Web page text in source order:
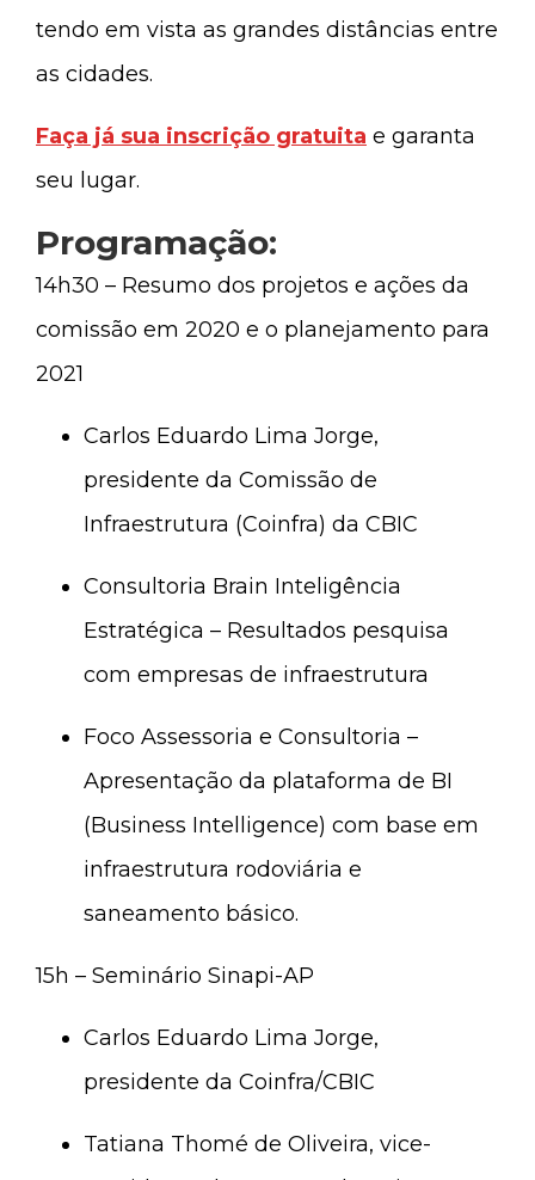
tendo em vista as grandes distâncias entre
as cidades.
Faça já sua inscrição gratuita e garanta
seu lugar.
Programação:
14h30 – Resumo dos projetos e ações da
comissão em 2020 e o planejamento para
2021
Carlos Eduardo Lima Jorge,
presidente da Comissão de
Infraestrutura (Coinfra) da CBIC
Consultoria Brain Inteligência
Estratégica – Resultados pesquisa
com empresas de infraestrutura
Foco Assessoria e Consultoria –
Apresentação da plataforma de BI
(Business Intelligence) com base em
infraestrutura rodoviária e
saneamento básico.
15h – Seminário Sinapi-AP
Carlos Eduardo Lima Jorge,
presidente da Coinfra/CBIC
Tatiana Thomé de Oliveira, vice-